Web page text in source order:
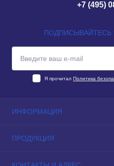
+7 (495)
ПОДПИСЫВАЙТЕСЬ
Я прочитал Политика
ИНФОРМАЦИЯ
Карта сайта
ПРОДУКЦИЯ